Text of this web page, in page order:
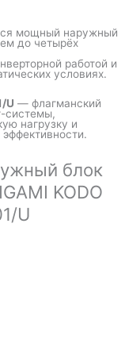
мощный наружный
до четырёх
работой и
условиях.
U — флагманский
системы,
нагрузку и
блок
KODO
U